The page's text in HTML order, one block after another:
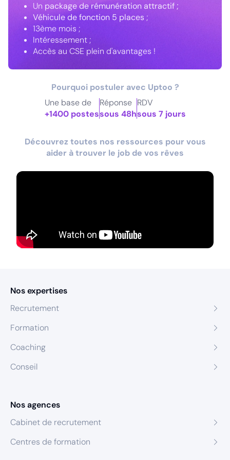
Un package de rémunérationattractif ;
Véhicule de fonction 5 places ;
13ème mois ;
Intéressement ;
Accès au CSE plein d'avantages !
Pourquoi postuler avec Uptoo ?
Une base de
+1400 postes
Réponse
sous 48h
RDV
sous 7 jours
Découvrez toutes nos ressources pour vous
aider à trouver le job de vos rêves
Nos expertises
Recrutement
Formation
Coaching
Conseil
Nos agences
Cabinet de recrutement
Centres de formation